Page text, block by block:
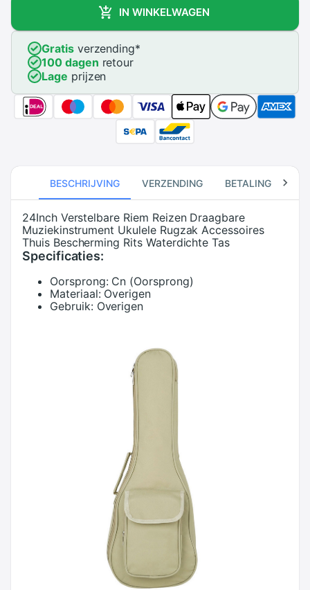
IN WINKELWAGEN
Gratisverzending*
100 dagen retour
Lage prijzen
BESCHRIJVING VERZENDING BETALING
24Inch Verstelbare Riem Reizen Draagbare
Muziekinstrument Ukulele Rugzak Accessoires
Thuis Bescherming Rits Waterdichte Tas
Specificaties:
Oorsprong: Cn (Oorsprong)
Materiaal: Overigen
Gebruik: Overigen